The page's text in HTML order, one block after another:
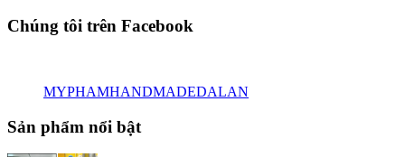
Chúng tôi trên Facebook
MYPHAMHANDMADEDALAN
Sản phẩm nổi bật